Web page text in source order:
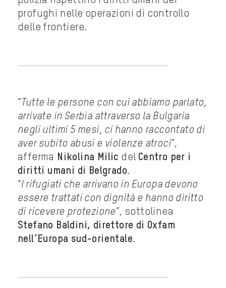
profughi nelle operazioni di controllo
delle frontiere.
“ Tutte le persone con cui abbiamo parlato,
arrivate in Serbia attraverso la Bulgaria
negli ultimi 5 mesi, ci hanno raccontato di
aver subito abusi e violenze atroci”,
afferma Nikolina Milic del Centro per i
diritti umani di Belgrado.
“I rifugiati che arrivano in Europa devono
essere trattati con dignità e hanno diritto
di ricevere protezione”, sottolinea
Stefano Baldini, direttore di Oxfam
nell’Europa sud-orientale.